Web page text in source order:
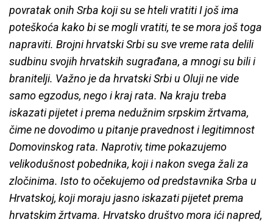
povratak onih Srba koji su se hteli vratiti I još ima
poteškoća kako bi se mogli vratiti, te se mora još toga
napraviti. Brojni hrvatski Srbi su sve vreme rata delili
sudbinu svojih hrvatskih sugrađana, a mnogi su bili i
branitelji. Važno je da hrvatski Srbi u Oluji ne vide
samo egzodus, nego i kraj rata. Na kraju treba
iskazati pijetet i prema nedužnim srpskim žrtvama,
čime ne dovodimo u pitanje pravednost i legitimnost
Domovinskog rata. Naprotiv, time pokazujemo
velikodušnost pobednika, koji i nakon svega žali za
zločinima. Isto to očekujemo od predstavnika Srba u
Hrvatskoj, koji moraju jasno iskazati pijetet prema
hrvatskim žrtvama. Hrvatsko društvo mora ići napred,